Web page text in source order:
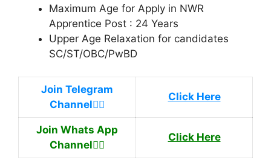
Maximum Age for Apply in NWR
Apprentice Post : 24 Years
Upper Age Relaxation for candidates
SC/ST/OBC/PwBD
Join Telegram
Channel👉🏿
Click Here
Join Whats App
Channel👉🏿
Click Here